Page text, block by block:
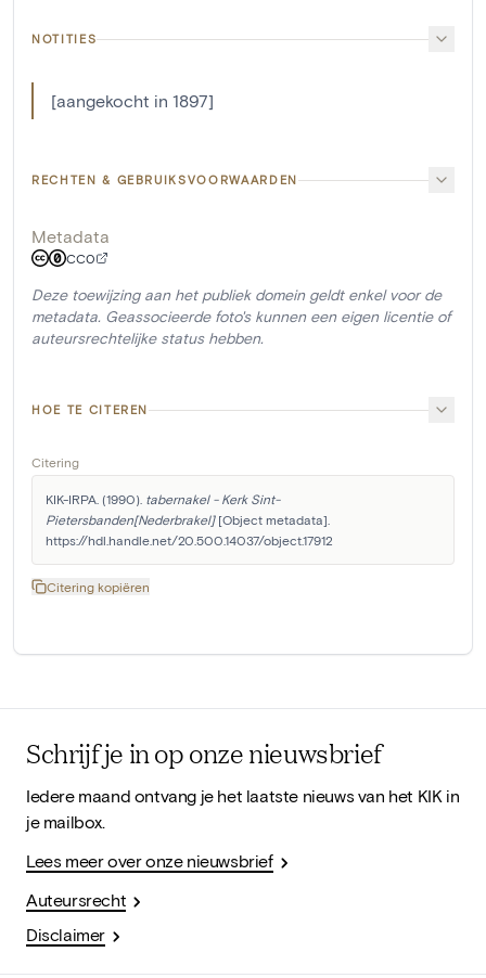
NOTITIES
[aangekocht in 1897]
RECHTEN & GEBRUIKSVOORWAARDEN
Metadata
CC0
Deze toewijzing aan het publiek domein geldt enkel voor de
metadata. Geassocieerde foto's kunnen een eigen licentie of
auteursrechtelijke status hebben.
HOE TE CITEREN
Citering
KIK-IRPA. (1990). tabernakel - Kerk Sint-
Pietersbanden[Nederbrakel] [Object metadata].
https://hdl.handle.net/20.500.14037/object.17912
Citering kopiëren
Schrijf je in op onze nieuwsbrief
Iedere maand ontvang je het laatste nieuws van het KIK in
je mailbox.
Lees meer over onze nieuwsbrief
Auteursrecht
Disclaimer